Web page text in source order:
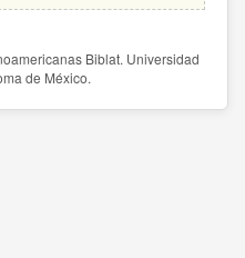
Biblat. Universidad
de México.